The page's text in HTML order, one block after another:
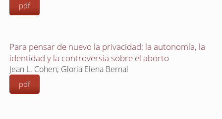
pdf
Para pensar de nuevo la privacidad: la autonomía, la
identidad y la controversia sobre el aborto
Jean L. Cohen; Gloria Elena Bernal
pdf